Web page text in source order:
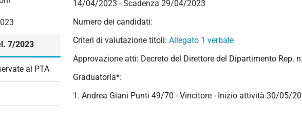
14/04/2023 - Scadenza 29/04/2023
Numero dei candidati:
Criteri di valutazione titoli: Allegato 1 verbale
Approvazione atti: Decreto del Direttore del Dipartimento Rep.
Graduatoria*:
1. Andrea Giani Punti 49/70 - Vincitore - Inizio attività 30/05/
7/2023
al PTA